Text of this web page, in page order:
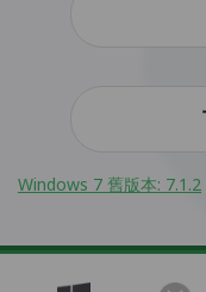
Windows 7 舊版本: 7.1.2